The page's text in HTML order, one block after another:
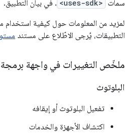
سمات <uses-sdk> . في بيان التطبيق.
لمزيد من المعلومات حول كيفية
التطبيقات، يُرجى الاطّلاع على مستند
ملخّص التغييرات في واجهة برمجة
البلوتوث
تفعيل البلوتوث أو إيقافه
اكتشاف الأجهزة والخدمات